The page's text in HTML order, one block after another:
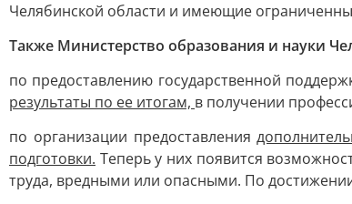
Челябинской области и имеющие
Также Министерство образования и науки
по предоставлению государственной
результаты по ее итогам, в получении
по организации предоставления
подготовки. Теперь у них появится
труда, вредными или опасными. По